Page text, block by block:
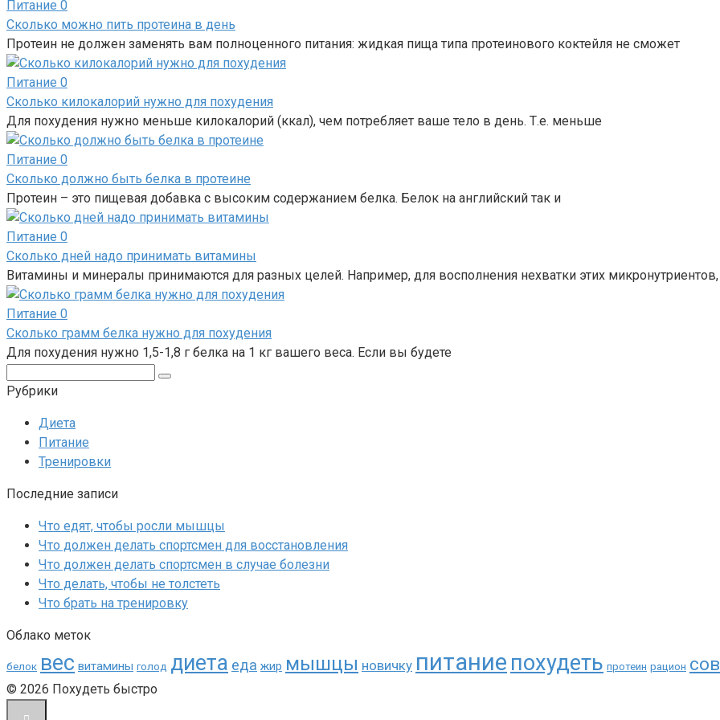
Питание 0
Сколько можно пить протеина в день
Протеин не должен заменять вам полноценного питания: жидкая пища типа протеинового коктейля не сможет
Питание 0
Сколько килокалорий нужно для похудения
Для похудения нужно меньше килокалорий (ккал), чем потребляет ваше тело в день. Т.е. меньше
Питание 0
Сколько должно быть белка в протеине
Протеин – это пищевая добавка с высоким содержанием белка. Белок на английский так и
Питание 0
Сколько дней надо принимать витамины
Витамины и минералы принимаются для разных целей. Например, для восполнения нехватки этих
Питание 0
Сколько грамм белка нужно для похудения
Для похудения нужно 1,5-1,8 г белка на 1 кг вашего веса. Если вы будете
Рубрики
Диета
Питание
Тренировки
Последние записи
Что едят, чтобы росли мышцы
Что должен делать спортсмен для восстановления
Что должен делать спортсмен в случае болезни
Что делать, чтобы не толстеть
Что брать на тренировку
Облако меток
белок вес витамины голод диета еда жир мышцы новичку питание похудеть протеин рацион
© 2026 Похудеть быстро